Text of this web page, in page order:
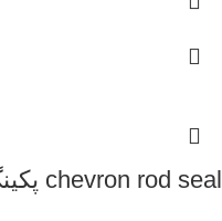
chevron rod seal پکینگ طبقاتی وی پک منجیدار